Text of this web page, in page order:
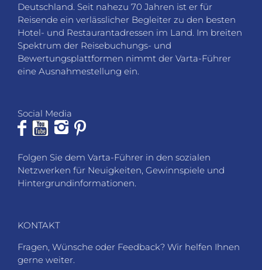
Deutschland. Seit nahezu 70 Jahren ist er für
Reisende ein verlässlicher Begleiter zu den besten
Hotel- und Restaurantadressen im Land. Im breiten
Spektrum der Reisebuchungs- und
Bewertungsplattformen nimmt der Varta-Führer
eine Ausnahmestellung ein.
Social Media
Folgen Sie dem Varta-Führer in den sozialen
Netzwerken für Neuigkeiten, Gewinnspiele und
Hintergrundinformationen.
KONTAKT
Fragen, Wünsche oder Feedback? Wir helfen Ihnen
gerne weiter.